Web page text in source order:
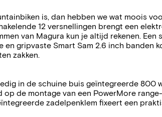
is, dan hebben we wat moois
12 versnellingen brengt een
van Magura kun je altijd rekenen.
gripvaste Smart Sam 2.6 inch banden
zakken.
in de schuine buis geïntegreerde
de montage van een PowerMore
zadelpenklem fixeert een